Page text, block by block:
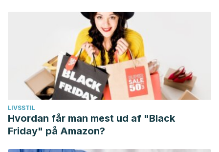
LIVSSTIL
Hvordan får man mest ud af "Black
Friday" på Amazon?